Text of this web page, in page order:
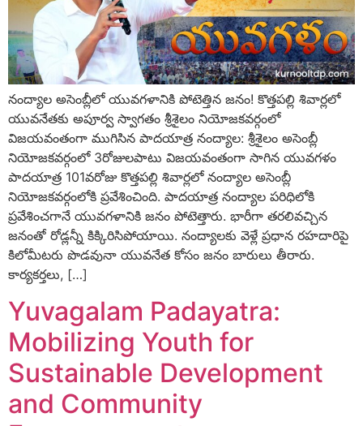
నంద్యాల అసెంబ్లీలో యువగళానికి పోటెత్తిన జనం! కొత్తపల్లి శివార్లలో
యువనేతకు అపూర్వ స్వాగతం శ్రీశైలం నియోజకవర్గంలో
విజయవంతంగా ముగిసిన పాదయాత్ర నంద్యాల: శ్రీశైలం అసెంబ్లీ
నియోజకవర్గంలో 3రోజులపాటు విజయవంతంగా సాగిన యువగళం
పాదయాత్ర 101వరోజు కొత్తపల్లి శివార్లలో నంద్యాల అసెంబ్లీ
నియోజకవర్గంలోకి ప్రవేశించింది. పాదయాత్ర నంద్యాల పరిధిలోకి
ప్రవేశించగానే యువగళానికి జనం పోటెత్తారు. భారీగా తరలివచ్చిన
జనంతో రోడ్లన్నీ కిక్కిరిసిపోయాయి. నంద్యాలకు వెళ్లే ప్రధాన రహదారిపై
కిలోమీటరు పొడవునా యువనేత కోసం జనం బారులు తీరారు.
కార్యకర్తలు, […]
Yuvagalam Padayatra:
Mobilizing Youth for
Sustainable Development
and Community